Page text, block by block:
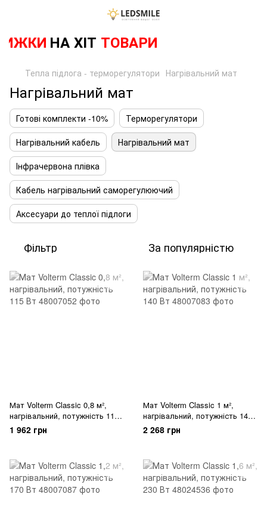
НА ХІТТОВАРИ
Тепла підлога - терморегулятори Нагрівальний мат
Нагрівальний мат
Готові комплекти -10%
Терморегулятори
Нагрівальний кабель
Нагрівальний мат
Інфрачервона плівка
Кабель нагрівальний саморегулюючий
Аксесуари до теплої підлоги
Фільтр За популярністю
Мат Volterm Classic 0,8 м²,
нагрівальний, потужність 115
Вт
1 962 грн
Мат Volterm Classic 1 м²,
нагрівальний, потужність 140
Вт
2 268 грн